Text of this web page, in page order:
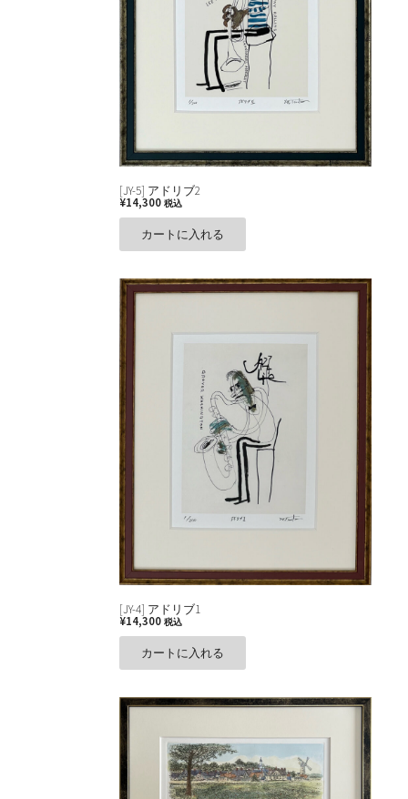
[JY-5] アドリブ2
¥14,300 税込
カートに入れる
[JY-4] アドリブ1
¥14,300 税込
カートに入れる